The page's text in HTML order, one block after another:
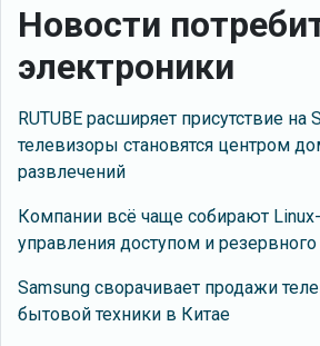
Новости
электроники
RUTUBE расширяет присутствие на
телевизоры становятся центром
развлечений
Компании всё чаще собирают
управления доступом и
Samsung сворачивает продажи
бытовой техники в Китае